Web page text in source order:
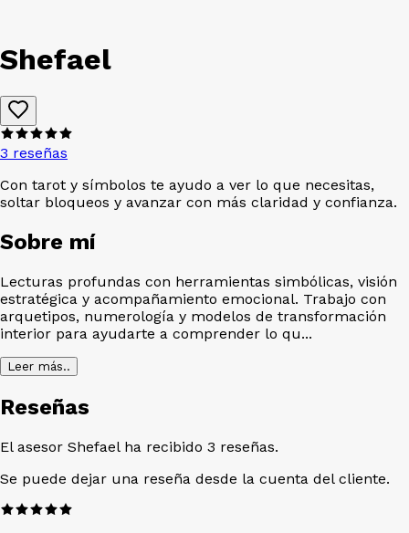
Shefael
3 reseñas
Con tarot y símbolos te ayudo a ver lo que necesitas,
soltar bloqueos y avanzar con más claridad y confianza.
Sobre mí
Lecturas profundas con herramientas simbólicas, visión
estratégica y acompañamiento emocional. Trabajo con
arquetipos, numerología y modelos de transformación
interior para ayudarte a comprender lo qu...
Leer más..
Reseñas
El asesor Shefael ha recibido 3 reseñas.
Se puede dejar una reseña desde la cuenta del cliente.